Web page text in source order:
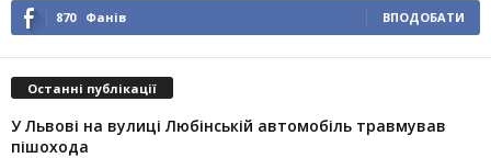
870 Фанів ВПОДОБАТИ
Останні публікації
У Львові на вулиці Любінській автомобіль травмував
пішохода